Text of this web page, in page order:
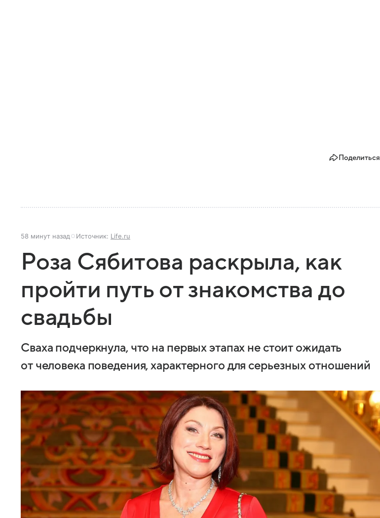
Поделиться
58 минут назад Источник: Life.ru
Роза Сябитова раскрыла, как
пройти путь от знакомства до
свадьбы
Сваха подчеркнула, что на первых этапах не стоит ожидать
от человека поведения, характерного для серьезных отношений